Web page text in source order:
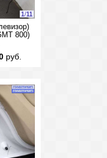
1/11
800)
руб.